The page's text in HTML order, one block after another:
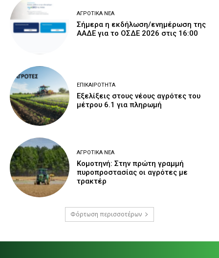
ΑΓΡΟΤΙΚΆ ΝΈΑ
Σήμερα η εκδήλωση/ενημέρωση της
ΑΑΔΕ για το ΟΣΔΕ 2026 στις 16:00
ΕΠΙΚΑΙΡΌΤΗΤΑ
Εξελίξεις στους νέους αγρότες του
μέτρου 6.1 για πληρωμή
ΑΓΡΟΤΙΚΆ ΝΈΑ
Κομοτηνή: Στην πρώτη γραμμή
πυροπροστασίας οι αγρότες με
τρακτέρ
Φόρτωση περισσοτέρων